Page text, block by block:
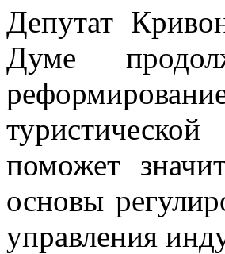
Депутат
Думе
поможет
основы
управления